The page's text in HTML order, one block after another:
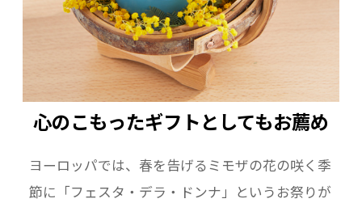
心のこもったギフトとしてもお薦め
ヨーロッパでは、春を告げるミモザの花の咲く季
節に「フェスタ・デラ・ドンナ」というお祭りが